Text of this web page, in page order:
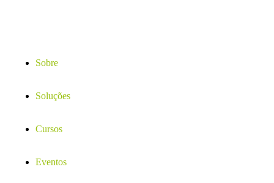
Sobre
Soluções
Cursos
Eventos